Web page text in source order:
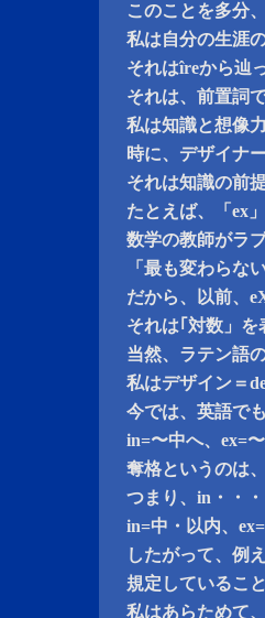
このことを多分、
私は自分の生涯
それはîreから辿
それは、前置詞
私は知識と想像
時に、デザイナ
それは知識の前
たとえば、「ex
数学の教師がラ
「最も変わらな
だから、以前、
それは｢対数」を
当然、ラテン語
私はデザイン＝
今では、英語で
in=〜中へ、ex=
奪格というのは
つまり、in・・
in=中・以内、
したがって、例
規定しているこ
私はあらためて